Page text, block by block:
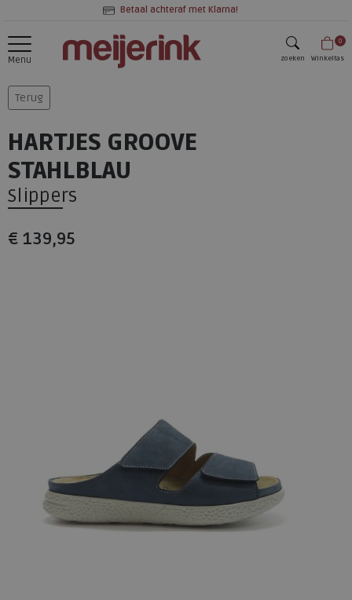
Betaal achteraf met Klarna!
Menu zoeken
0
Winkeltas
Terug
HARTJES GROOVE
STAHLBLAU
Slippers
€ 139,95